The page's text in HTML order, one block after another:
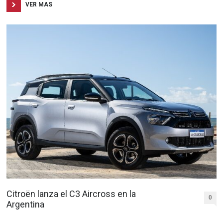
VER MAS
Citroën lanza el C3 Aircross en la
Argentina
0